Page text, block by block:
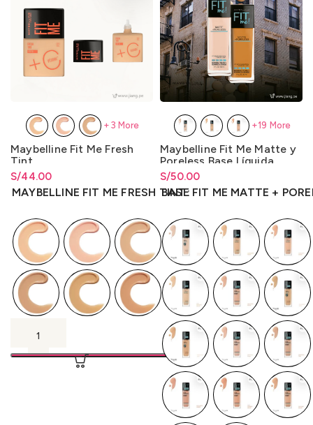
Maybelline Fit Me Fresh
Tint
S/44.00
Rango de precios: desde
S/44.00 hastaS/44.00
MAYBELLINE FIT ME FRESH TINT
+3 More
Maybelline Fit Me Matte y
Poreless Base Líquida
30ml.
S/50.00
Rango de precios: desde
S/50.00hastaS/50.00
BASE FIT ME MATTE +
+19 More